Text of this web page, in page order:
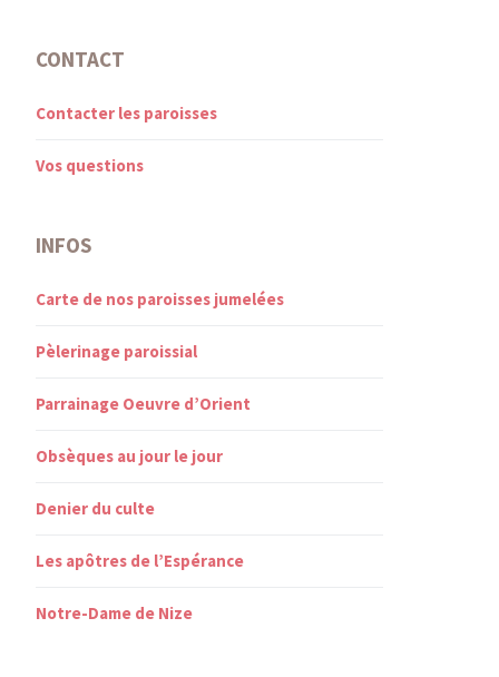
CONTACT
Contacter les paroisses
Vos questions
INFOS
Carte de nos paroisses jumelées
Pèlerinage paroissial
Parrainage Oeuvre d’Orient
Obsèques au jour le jour
Denier du culte
Les apôtres de l’Espérance
Notre-Dame de Nize